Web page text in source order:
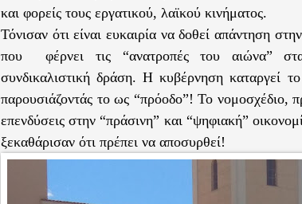
και φορείς τους εργατικού, λαϊκού κινήματος.
Τόνισαν ότι είναι ευκαιρία να δοθεί απάντηση
που φέρνει τις “ανατροπές του αιώνα”
συνδικαλιστική δράση. Η κυβέρνηση καταργεί
παρουσιάζοντάς το ως “πρόοδο”! Το νομοσχέδιο,
επενδύσεις στην “πράσινη” και “ψηφιακή”
ξεκαθάρισαν ότι πρέπει να αποσυρθεί!